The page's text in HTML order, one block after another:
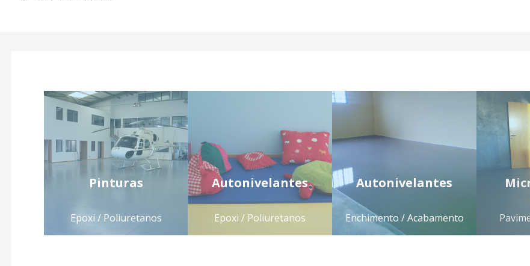
Pinturas
Epoxi / Poliuretanos
Autonivelantes
Epoxi / Poliuretanos
Autonivelantes
Enchimento / Acabamento